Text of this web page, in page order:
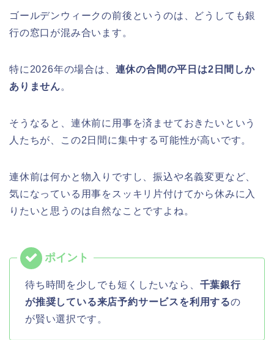
ゴールデンウィークの前後というのは、どうしても銀
行の窓口が混み合います。
特に2026年の場合は、 連休の合間の平日は2日間しか
ありません。
そうなると、連休前に用事を済ませておきたいという
人たちが、この2日間に集中する可能性が高いです。
連休前は何かと物入りですし、振込や名義変更など、
気になっている用事をスッキリ片付けてから休みに入
りたいと思うのは自然なことですよね。
待ち時間を少しでも短くしたいなら、 千葉銀行
が推奨している来店予約サービスを利用するの
が賢い選択です。